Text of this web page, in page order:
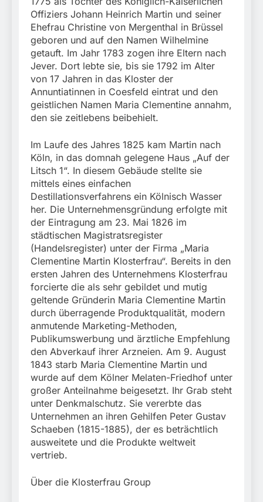
Offiziers Johann Heinrich Martin und seiner
Ehefrau Christine von Mergenthal in Brüssel
geboren und auf den Namen Wilhelmine
getauft. Im Jahr 1783 zogen ihre Eltern nach
Jever. Dort lebte sie, bis sie 1792 im Alter
von 17 Jahren in das Kloster der
Annuntiatinnen in Coesfeld eintrat und den
geistlichen Namen Maria Clementine annahm,
den sie zeitlebens beibehielt.
Im Laufe des Jahres 1825 kam Martin nach
Köln, in das domnah gelegene Haus „Auf der
Litsch 1“. In diesem Gebäude stellte sie
mittels eines einfachen
Destillationsverfahrens ein Kölnisch Wasser
her. Die Unternehmensgründung erfolgte mit
der Eintragung am 23. Mai 1826 im
städtischen Magistratsregister
(Handelsregister) unter der Firma „Maria
Clementine Martin Klosterfrau“. Bereits in den
ersten Jahren des Unternehmens Klosterfrau
forcierte die als sehr gebildet und mutig
geltende Gründerin Maria Clementine Martin
durch überragende Produktqualität, modern
anmutende Marketing-Methoden,
Publikumswerbung und ärztliche Empfehlung
den Abverkauf ihrer Arzneien. Am 9. August
1843 starb Maria Clementine Martin und
wurde auf dem Kölner Melaten-Friedhof unter
großer Anteilnahme beigesetzt. Ihr Grab steht
unter Denkmalschutz. Sie vererbte das
Unternehmen an ihren Gehilfen Peter Gustav
Schaeben (1815-1885), der es beträchtlich
ausweitete und die Produkte weltweit
vertrieb.
Über die Klosterfrau Group